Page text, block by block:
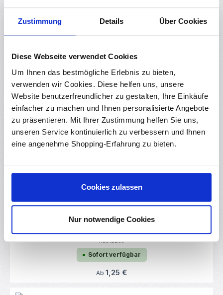
Zustimmung Details Über Cookies
Diese Webseite verwendet Cookies
Um Ihnen das bestmögliche Erlebnis zu bieten,
verwenden wir Cookies. Diese helfen uns, unsere
Website benutzerfreundlicher zu gestalten, Ihre Einkäufe
einfacher zu machen und Ihnen personalisierte Angebote
zu präsentieren. Mit Ihrer Zustimmung helfen Sie uns,
unseren Service kontinuierlich zu verbessern und Ihnen
eine angenehme Shopping-Erfahrung zu bieten.
Cookies zulassen
Nur notwendige Cookies
10 Stück Adapterplatinen SOP20 auf DIP20
Inhalt: 10 Stück(0,26 € / 1 Stück)
Regulärer Preis:
Ab2,55 €
Durchschnittliche Bewertung von 5 von 5
(3)
5x SOIC zu DIP Adapterplatinen 8-Pin
RBS10517
Regulärer Preis:
Ab0,49 €
Durchschnittliche Bewertung von 0 von
ESP32 / ESP32S Adapterplatine
RBS12263
Sofort verfügbar
Regulärer Preis:
Ab 1,25 €